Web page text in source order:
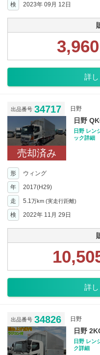
検
2023年 09月 12日
詳
出品番号 34717 日野
売却済み
日野
日野 レン
ック詳細
形 ウィング
年
2017(H29)
走 5.1 万km (実走行距離)
検
2022年 11月 29日
詳
出品番号 34826 日野
日野
日野 レン
ク詳細